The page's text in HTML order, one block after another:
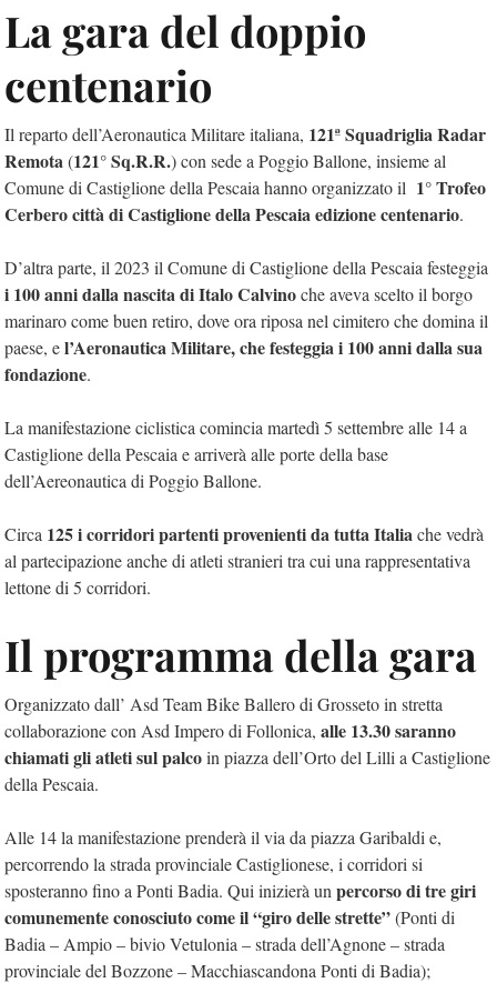
La gara del doppio
centenario
Il reparto dell’Aeronautica Militare italiana, 121ª Squadriglia Radar
Remota(121° Sq.R.R.) con sede a Poggio Ballone, insieme al
Comune di Castiglione della Pescaia hanno organizzato il 1° Trofeo
Cerbero città di Castiglione della Pescaia edizione centenario.
D’altra parte, il 2023 il Comune di Castiglione della Pescaia festeggia
i 100 anni dalla nascita di Italo Calvinoche aveva scelto il borgo
marinaro come buen retiro, dove ora riposa nel cimitero che domina il
paese, el’Aeronautica Militare, che festeggia i 100 anni dalla sua
fondazione.
La manifestazione ciclistica comincia martedì 5 settembre alle 14 a
Castiglione della Pescaia e arriverà alle porte della base
dell’Aereonautica di Poggio Ballone.
Circa 125 i corridori partenti provenienti da tutta Italiache vedrà
al partecipazione anche di atleti stranieri tra cui una rappresentativa
lettone di 5 corridori.
Il programma della gara
Organizzato dall’ Asd Team Bike Ballero di Grosseto in stretta
collaborazione con Asd Impero di Follonica, alle 13.30 saranno
chiamati gli atleti sul palcoin piazza dell’Orto del Lilli a Castiglione
della Pescaia.
Alle 14 la manifestazione prenderà il via da piazza Garibaldi e,
percorrendo la strada provinciale Castiglionese, i corridori si
sposteranno fino a Ponti Badia. Qui inizierà un percorso di tre giri
comunemente conosciuto come il “giro delle strette”(Ponti di
Badia – Ampio – bivio Vetulonia – strada dell’Agnone – strada
provinciale del Bozzone – Macchiascandona Ponti di Badia);